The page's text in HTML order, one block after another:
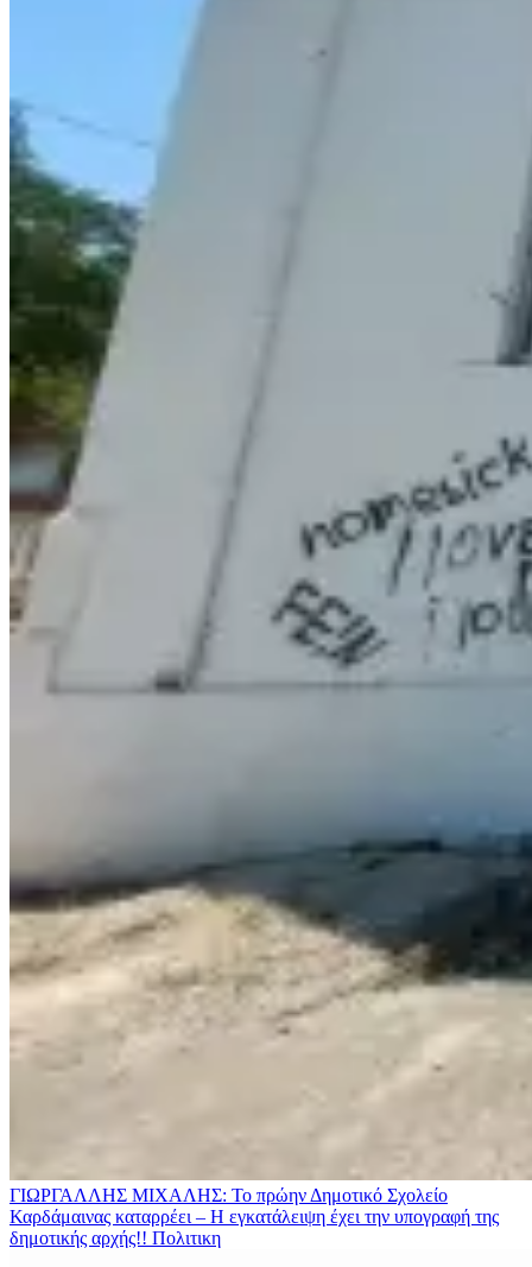
ΓΙΩΡΓΑΛΛΗΣ ΜΙΧΑΛΗΣ: Το πρώην Δημοτικό Σχολείο
Καρδάμαινας καταρρέει – Η εγκατάλειψη έχει την υπογραφή της
δημοτικής αρχής!! Πολιτικη